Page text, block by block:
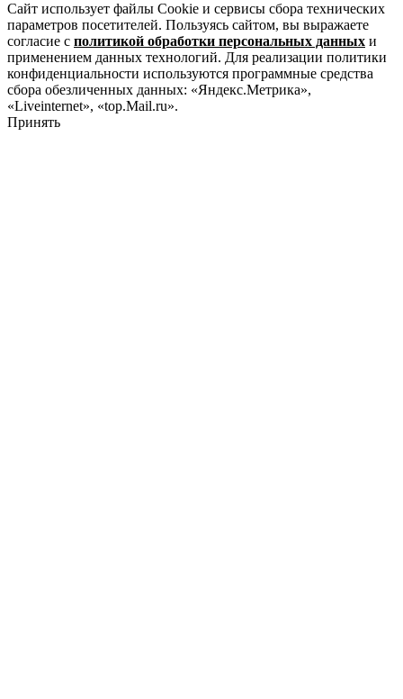
Сайт использует файлы Cookie и сервисы сбора технических
параметров посетителей. Пользуясь сайтом, вы выражаете
согласие с политикой обработки персональных данных и
применением данных технологий. Для реализации политики
конфиденциальности используются программные средства
сбора обезличенных данных: «Яндекс.Метрика»,
«Liveinternet», «top.Mail.ru».
Принять